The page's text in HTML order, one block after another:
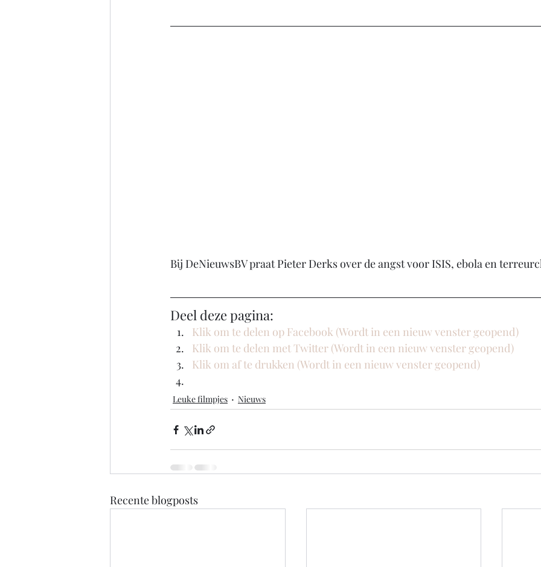
Bij DeNieuwsBV praat Pieter Derks over de angst voor ISIS, ebola en
Deel deze pagina:
Klik om te delen op Facebook (Wordt in een nieuw venster geopend)
Klik om te delen met Twitter (Wordt in een nieuw venster geopend)
Klik om af te drukken (Wordt in een nieuw venster geopend)
Leuke filmpjes Nieuws
Recente blogposts